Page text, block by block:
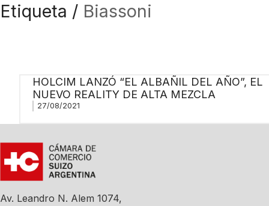
Etiqueta / Biassoni
HOLCIM LANZÓ “EL ALBAÑIL DEL AÑO”, EL
NUEVO REALITY DE ALTA MEZCLA
27/08/2021
Av. Leandro N. Alem 1074,